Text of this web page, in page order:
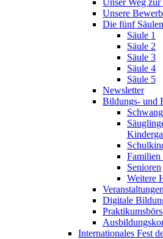
Unser Weg
Unsere
Die fünf Säulen
Säule 1
Säule 2
Säule 3
Säule 4
Säule 5
Newsletter
Bildungs- und
Familien
Senioren
Weitere
Veranstaltungen
Digitale
Internationales Fest